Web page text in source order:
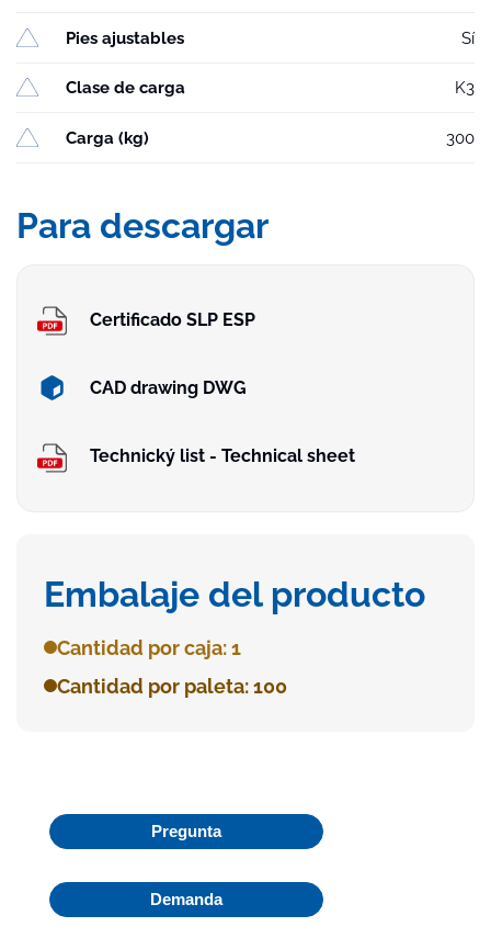
Pies ajustables Sí
Clase de carga K3
Carga (kg) 300
Para descargar
Certificado SLP ESP
CAD drawing DWG
Technický list - Technical sheet
Embalaje del producto
Cantidad por caja: 1
Cantidad por paleta: 100
Pregunta
Demanda